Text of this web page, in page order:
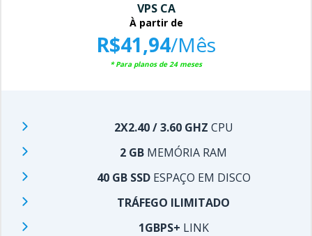
VPS CA
À partir de
R$41,94/Mês
* Para planos de 24 meses
2X2.40 / 3.60 GHZ CPU
2 GB MEMÓRIA RAM
40 GB SSDESPAÇO EM DISCO
TRÁFEGO ILIMITADO
1GBPS+ LINK